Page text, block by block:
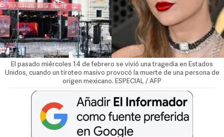
El pasado miércoles 14 de febrero se vivió una tragedia en Estados
Unidos, cuando un tiroteo masivo provocó la muerte de una persona de
origen mexicano. ESPECIAL / AFP